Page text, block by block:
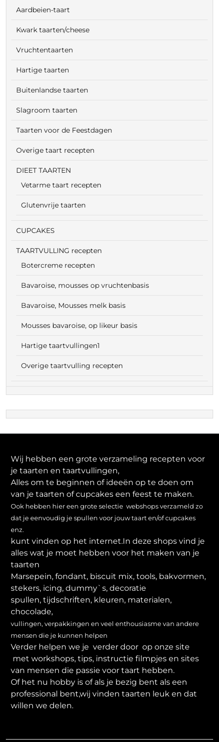
Aardbeien-taart
Kwark taarten/cheese
Vruchtentaarten
Hartige taarten
Buitenlandse taarten
Slagroom taarten
Taarten voor de Feestdagen
Overige taart recepten
DIEET TAARTEN
Vetarme taart recepten
Glutenvrije taarten
CUPCAKES
TAARTVULLING recepten
Botercreme recepten
Bavaroise, mousses op vruchtenbasis
Bavaroise, Mousses melk basis
Mousses bavaroise, op likeur basis
Hartige taartvullingen1
Overige taartvulling recepten
Wij hebben een grote verzameling recepten voor
je taarten en taartvullingen,
Alles om te beginnen of ideeën op te doen om
van je taarten of cupcakes een feest te maken.
Ook hebben hier een grote selectie webshops verzameld zo
dat je eenvoudig je spullen voor jouw taart en/of cupcakes
enz.
kunt vinden op het internet.In deze shops vind je
alles wat je moet hebben voor het maken van je
taarten
Marsepein, fondant, biscuit mix, tools, bakvormen,
stekers, icing, dummy`s, decoratie
spullen, tijdschriften, kleuren, materialen,
chocolade,
vullingen, verpakkingen en veel enthousiasme van andere
mensen die je kunnen helpen
Verder helpen we je verder door op onze site
met workshops, tips, instructie filmpjes en sites
van mensen die passie voor taart hebben.
Of het nu hobby is of als je bezig bent als een
professional bent,wij vinden taarten leuk en dat
willen we delen.